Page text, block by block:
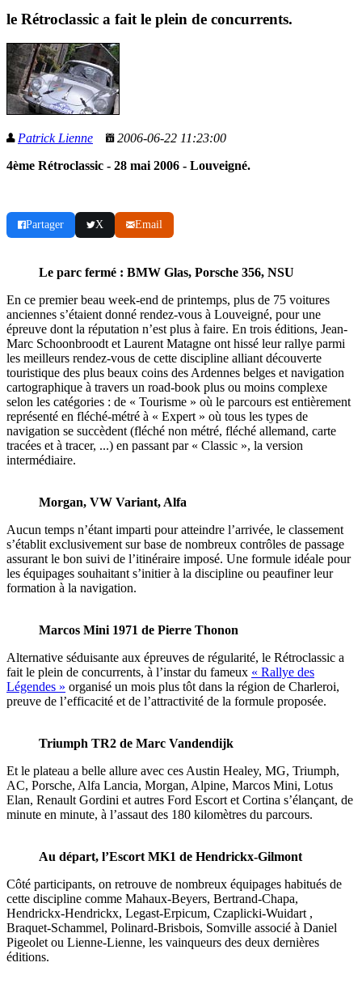
le Rétroclassic a fait le plein de concurrents.
Patrick Lienne
2006-06-22 11:23:00
4ème Rétroclassic - 28 mai 2006 - Louveigné.
Partager X Email
Le parc fermé : BMW Glas, Porsche 356, NSU
En ce premier beau week-end de printemps, plus de 75 voitures
anciennes s’étaient donné rendez-vous à Louveigné, pour une
épreuve dont la réputation n’est plus à faire. En trois éditions, Jean-
Marc Schoonbroodt et Laurent Matagne ont hissé leur rallye parmi
les meilleurs rendez-vous de cette discipline alliant découverte
touristique des plus beaux coins des Ardennes belges et navigation
cartographique à travers un road-book plus ou moins complexe
selon les catégories : de « Tourisme » où le parcours est entièrement
représenté en fléché-métré à « Expert » où tous les types de
navigation se succèdent (fléché non métré, fléché allemand, carte
tracées et à tracer, ...) en passant par « Classic », la version
intermédiaire.
Morgan, VW Variant, Alfa
Aucun temps n’étant imparti pour atteindre l’arrivée, le classement
s’établit exclusivement sur base de nombreux contrôles de passage
assurant le bon suivi de l’itinéraire imposé. Une formule idéale pour
les équipages souhaitant s’initier à la discipline ou peaufiner leur
formation à la navigation.
Marcos Mini 1971 de Pierre Thonon
Alternative séduisante aux épreuves de régularité, le Rétroclassic a
fait le plein de concurrents, à l’instar du fameux « Rallye des
Légendes » organisé un mois plus tôt dans la région de Charleroi,
preuve de l’efficacité et de l’attractivité de la formule proposée.
Triumph TR2 de Marc Vandendijk
Et le plateau a belle allure avec ces Austin Healey, MG, Triumph,
AC, Porsche, Alfa Lancia, Morgan, Alpine, Marcos Mini, Lotus
Elan, Renault Gordini et autres Ford Escort et Cortina s’élançant, de
minute en minute, à l’assaut des 180 kilomètres du parcours.
Au départ, l’Escort MK1 de Hendrickx-Gilmont
Côté participants, on retrouve de nombreux équipages habitués de
cette discipline comme Mahaux-Beyers, Bertrand-Chapa,
Hendrickx-Hendrickx, Legast-Erpicum, Czaplicki-Wuidart ,
Braquet-Schammel, Polinard-Brisbois, Somville associé à Daniel
Pigeolet ou Lienne-Lienne, les vainqueurs des deux dernières
éditions.